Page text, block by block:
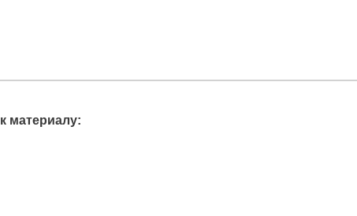
материалу: